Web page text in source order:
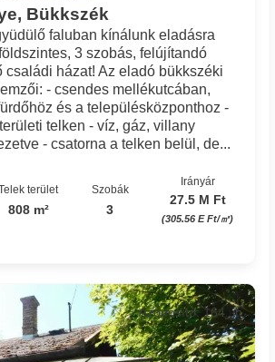
Bükkszék
faluban kínálunk eladásra
3 szobás, felújítandó
családi házat! Az eladó bükkszéki
- csendes mellékutcában,
és a településközponthoz -
telken - víz, gáz, villany
- csatorna a telken belül, de...
terület
808 m²
Szobák
3
Irányár
27.5 M Ft
(305.56 E Ft/㎡)
Azonosító: 164_jh